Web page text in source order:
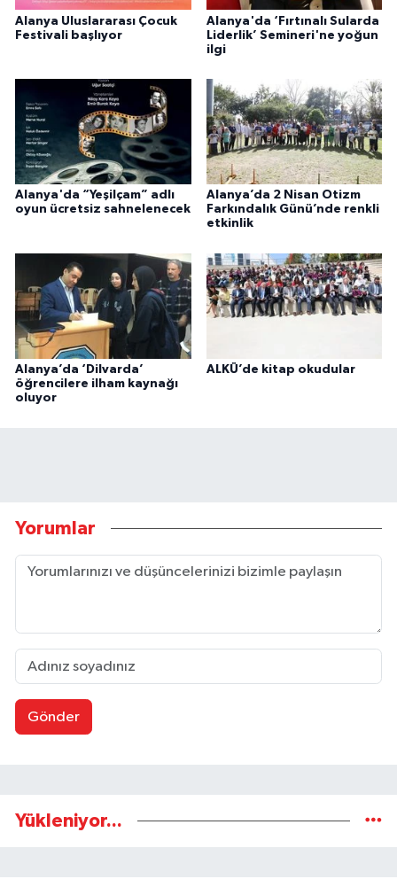
Alanya Uluslararası Çocuk
Festivali başlıyor
Alanya'da ‘Fırtınalı Sularda
Liderlik’ Semineri'ne yoğun
ilgi
Alanya'da “Yeşilçam” adlı
oyun ücretsiz sahnelenecek
Alanya’da 2 Nisan Otizm
Farkındalık Günü’nde renkli
etkinlik
Alanya’da ‘Dilvarda’
öğrencilere ilham kaynağı
oluyor
ALKÜ’de kitap okudular
Yorumlar
Gönder
Yükleniyor...